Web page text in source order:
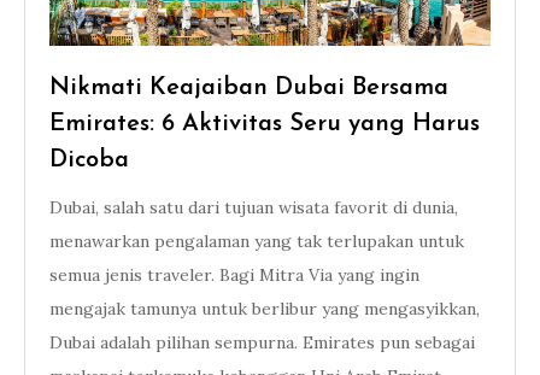
Nikmati Keajaiban Dubai Bersama
Emirates: 6 Aktivitas Seru yang Harus
Dicoba
Dubai, salah satu dari tujuan wisata favorit di dunia,
menawarkan pengalaman yang tak terlupakan untuk
semua jenis traveler. Bagi Mitra Via yang ingin
mengajak tamunya untuk berlibur yang mengasyikkan,
Dubai adalah pilihan sempurna. Emirates pun sebagai